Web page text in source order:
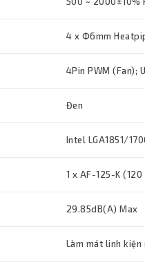
4 x Ф6mm
4Pin PWM (Fan);
Đen
Intel LGA1851/
1 x AF-125-K
29.85dB(A) Max
Làm mát linh kiện